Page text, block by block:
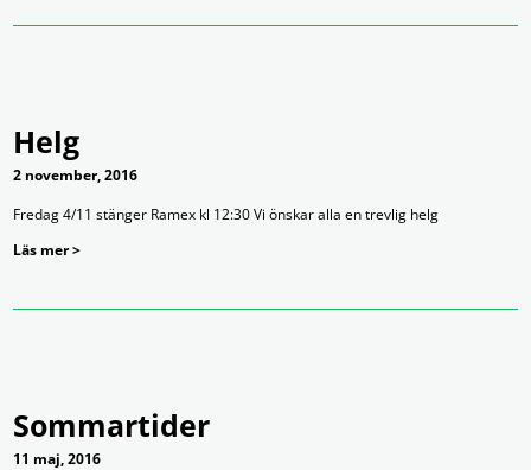
Helg
2 november, 2016
Fredag 4/11 stänger Ramex kl 12:30 Vi önskar alla en trevlig helg
Läs mer >
Sommartider
11 maj, 2016